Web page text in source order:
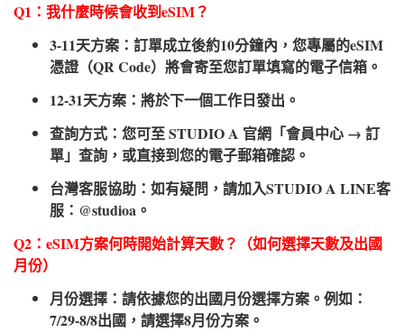
Q1：我什麼時候會收到eSIM？
3-11天方案：訂單成立後約10分鐘內，您專屬的eSIM
憑證（QR Code）將會寄至您訂單填寫的電子信箱。
12-31天方案：將於下一個工作日發出。
查詢方式：您可至 STUDIO A 官網「會員中心 → 訂
單」查詢，或直接到您的電子郵箱確認。
台灣客服協助：如有疑問，請加入STUDIO A LINE客
服：@studioa。
Q2：eSIM方案何時開始計算天數？（如何選擇天數及出國
月份）​
月份選擇：請依據您的出國月份選擇方案。例如：
7/29-8/8出國，請選擇8月份方案。